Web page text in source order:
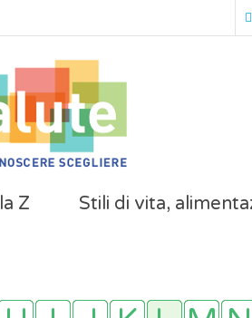
Z Stili di vita,